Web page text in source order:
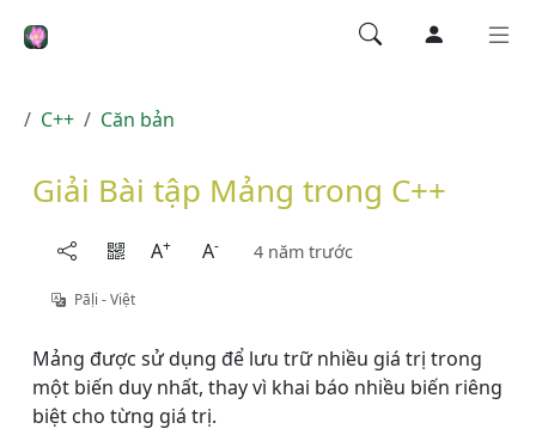
C++ Căn bản
Giải Bài tập Mảng trong C++
A+ A- 4 năm trước
Pāḷi - Việt
Mảng được sử dụng để lưu trữ nhiều giá trị trong
một biến duy nhất, thay vì khai báo nhiều biến riêng
biệt cho từng giá trị.